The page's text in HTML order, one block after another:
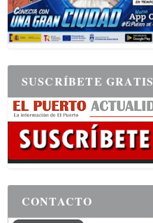
SUSCRÍBETE GRATIS
CONTACTO